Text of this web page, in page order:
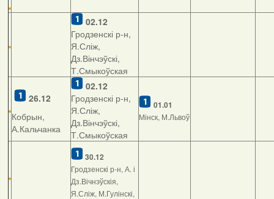
02.12
Гродзенскі р-н,
Я.Сліж,
Дз.Вінчэўскі,
Т.Смыкоўская
26.12
Кобрын,
А.Кальчанка
02.12
Гродзенскі р-н,
Я.Сліж,
Дз.Вінчэўскі,
Т.Смыкоўская
01.01
Мінск, М.Львоў
30.12
Гродзенскі р-н, А. і
Дз.Вічнэўскія,
Я.Сліж, М.Гулінскі,